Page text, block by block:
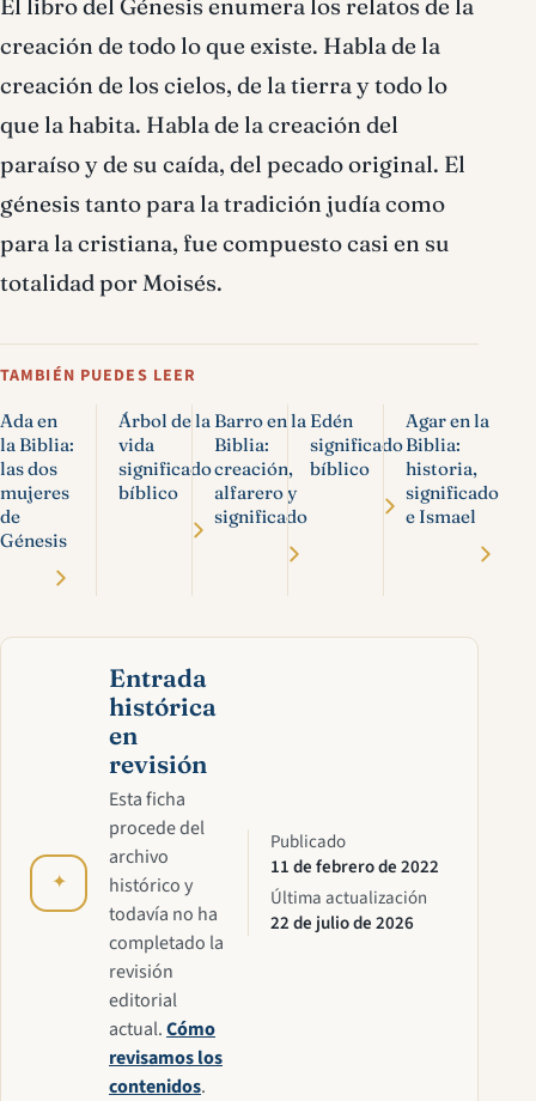
El libro del Génesis enumera los relatos de la
creación de todo lo que existe. Habla de la
creación de los cielos, de la tierra y todo lo
que la habita. Habla de la creación del
paraíso y de su caída, del pecado original. El
génesis tanto para la tradición judía como
para la cristiana, fue compuesto casi en su
totalidad por Moisés.
TAMBIÉN PUEDES LEER
Ada en
la Biblia:
las dos
mujeres
de
Génesis
Árbol de la
vida
significado
bíblico
Barro en la
Biblia:
creación,
alfarero y
significado
Edén
significado
bíblico
Agar en la
Biblia:
historia,
significado
e Ismael
✦
Entrada
histórica
en
revisión
Esta ficha
procede del
archivo
histórico y
todavía no ha
completado la
revisión
editorial
actual.Cómo
revisamos los
contenidos.
Publicado
11 de febrero de 2022
Última actualización
22 de julio de 2026